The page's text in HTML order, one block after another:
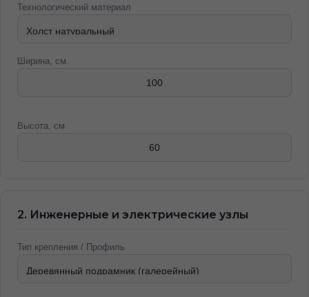
Технологический материал
Ширина, см
Высота, см
2. Инженерные и электрические узлы
Тип крепления / Профиль